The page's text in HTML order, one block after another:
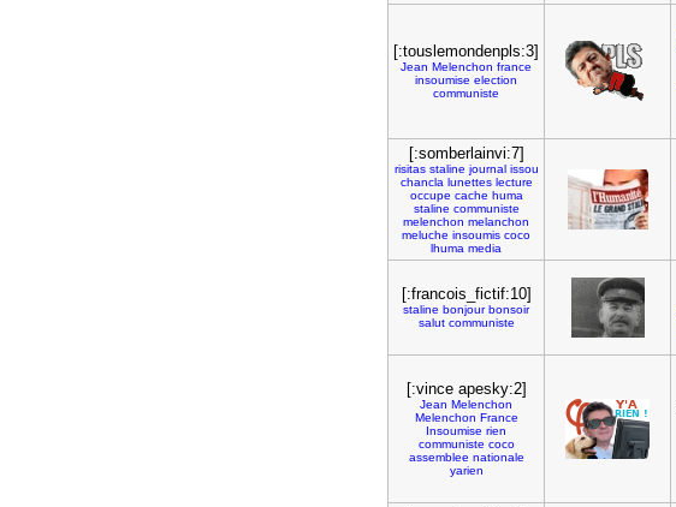
[:touslemondenpls:3]
Jean Melenchon france
insoumise election
communiste
[:somberlainvi:7]
risitas staline journal issou
chancla lunettes lecture
occupe cache huma
staline communiste
melenchon melanchon
meluche insoumis coco
lhuma media
[:francois_fictif:10]
staline bonjour bonsoir
salut communiste
[:vince apesky:2]
Jean Melenchon
Melenchon France
Insoumise rien
communiste coco
assemblee nationale
yarien